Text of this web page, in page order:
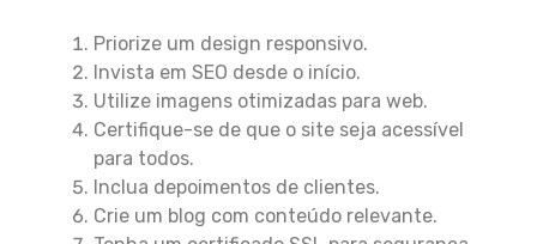
Priorize um design responsivo.
Invista em SEO desde o início.
Utilize imagens otimizadas para web.
Certifique-se de que o site seja acessível
para todos.
Inclua depoimentos de clientes.
Crie um blog com conteúdo relevante.